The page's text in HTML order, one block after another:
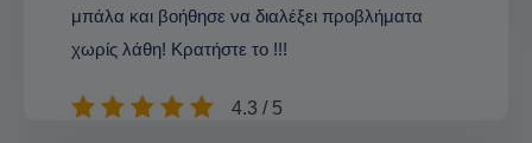
μπάλα και βοήθησε να διαλέξει προβλήματα
χωρίς λάθη! Κρατήστε το !!!
4.3 / 5